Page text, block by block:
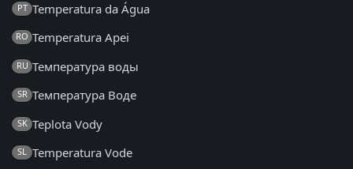
PT Temperatura da Água
RO Temperatura Apei
RU Температура воды
SR Температура Воде
SK Teplota Vody
SL Temperatura Vode